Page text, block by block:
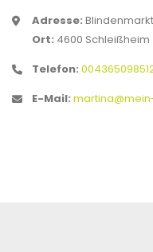
Adresse:
Ort: 4600 Schleißheim
Telefon:
E-Mail: